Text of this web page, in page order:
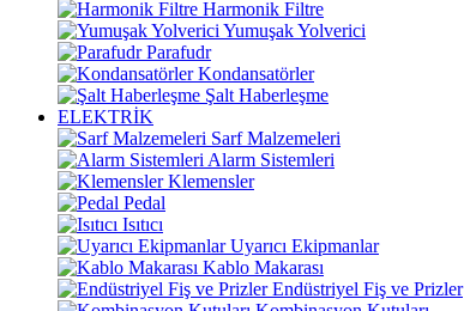
Harmonik Filtre
Yumuşak Yolverici
Parafudr
Kondansatörler
Şalt Haberleşme
ELEKTRİK
Sarf Malzemeleri
Alarm Sistemleri
Klemensler
Pedal
Isıtıcı
Uyarıcı Ekipmanlar
Kablo Makarası
Endüstriyel Fiş ve Prizler